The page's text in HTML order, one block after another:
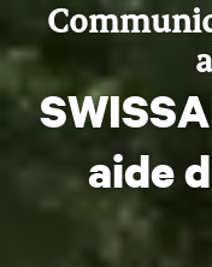
aide